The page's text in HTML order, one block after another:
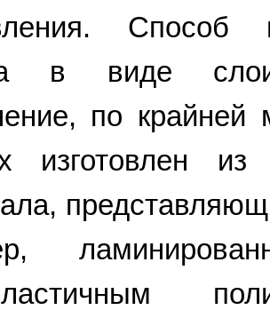
Способ
в виде
по крайней
изготовлен из